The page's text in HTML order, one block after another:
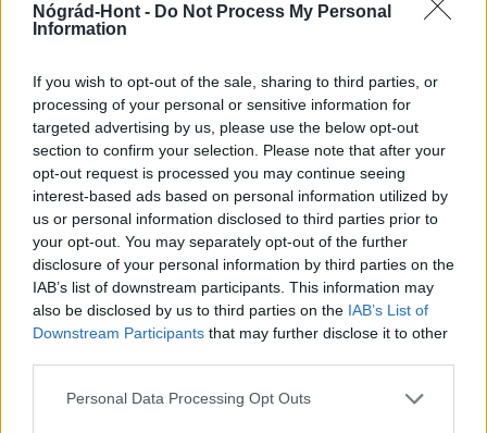
Nógrád-Hont - Do Not Process My Personal
Information
If you wish to opt-out of the sale, sharing to third parties, or
processing of your personal or sensitive information for
targeted advertising by us, please use the below opt-out
section to confirm your selection. Please note that after your
opt-out request is processed you may continue seeing
interest-based ads based on personal information utilized by
us or personal information disclosed to third parties prior to
your opt-out. You may separately opt-out of the further
disclosure of your personal information by third parties on the
IAB’s list of downstream participants. This information may
also be disclosed by us to third parties on the IAB’s List of
Downstream Participants that may further disclose it to other
Please note that this website/app uses one or more Google
Personal Data Processing Opt Outs
Megérkezett az eső a Duna vízgyűjtőjére
Országos hírek